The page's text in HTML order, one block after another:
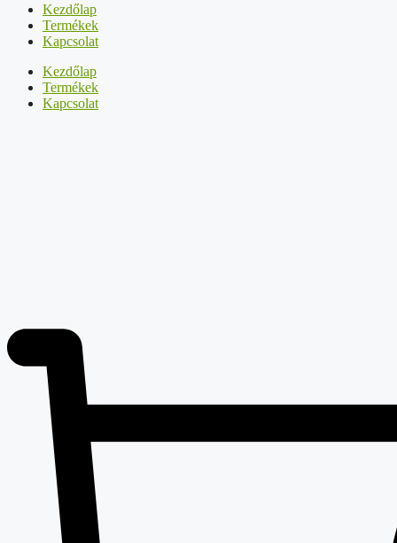
Kezdőlap
Termékek
Kapcsolat
Kezdőlap
Termékek
Kapcsolat